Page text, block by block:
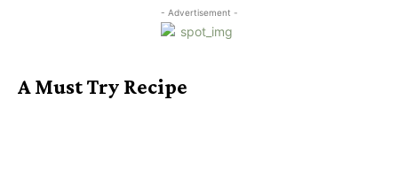
- Advertisement -
A Must Try Recipe